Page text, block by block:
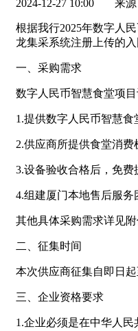
2024-12-27 10:00 来
根据我行2025年数字人
龙集采系统注册上传的
一、采购需求
数字人民币智慧食堂项
1.提供数字人民币智慧
2.供应商所提供食堂消
3.设备验收合格后，免费
4.组建厦门本地售后服务
其他具体采购需求详见附
二、征集时间
本次供应商征集自即日起
三、企业资格要求
1.企业必须是在中华人